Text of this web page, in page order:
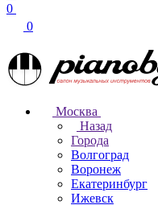
0
0
Москва
Назад
Города
Волгоград
Воронеж
Екатеринбург
Ижевск